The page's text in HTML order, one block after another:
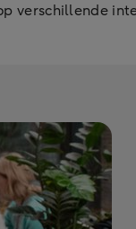
verschillende